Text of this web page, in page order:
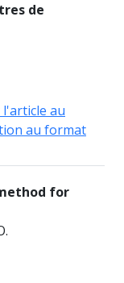
de
au
au format
for